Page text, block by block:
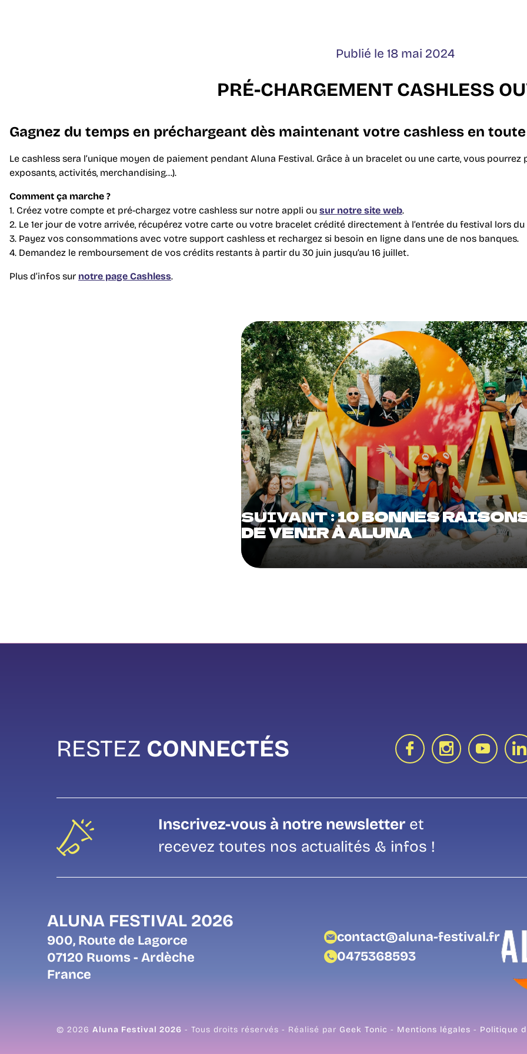
Publié le 18 mai 2024
PRÉ-CHARGEMENT CASHLESS
Gagnez du temps en préchargeant dès maintenant votre cashless en
Le cashless sera l’unique moyen de paiement pendant Aluna Festival. Grâce à un bracelet ou une carte, vous
exposants, activités, merchandising…).
Comment ça marche ?
1. Créez votre compte et pré-chargez votre cashless sur notre appli ou sur notre site web.
2. Le 1er jour de votre arrivée, récupérez votre carte ou votre bracelet crédité directement à l’entrée du festival lors
3. Payez vos consommations avec votre support cashless et rechargez si besoin en ligne dans une de nos banques.
4. Demandez le remboursement de vos crédits restants à partir du 30 juin jusqu’au 16 juillet.
Plus d’infos sur notre page Cashless.
SUIVANT :10 BONNES
DE VENIR À ALUNA
RESTEZ CONNECTÉS
Inscrivez-vous à notre newsletteret
recevez toutes nos actualités & infos !
ALUNA FESTIVAL 2026
900, Route de Lagorce
07120 Ruoms - Ardèche
France
contact@aluna-festival.fr
0475368593
© 2026 Aluna Festival 2026 - Tous droits réservés - Réalisé par Geek Tonic - Mentions légales - Politique